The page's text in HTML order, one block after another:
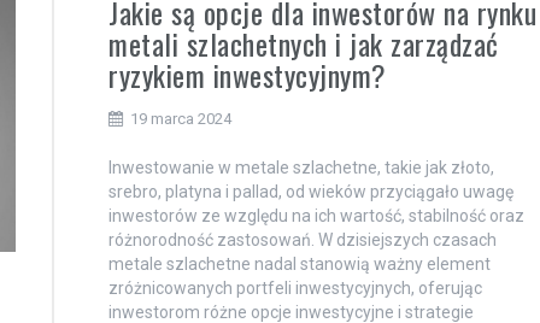
Jakie są opcje dla inwestorów na rynku
metali szlachetnych i jak zarządzać
ryzykiem inwestycyjnym?
19 marca 2024
Inwestowanie w metale szlachetne, takie jak złoto,
srebro, platyna i pallad, od wieków przyciągało uwagę
inwestorów ze względu na ich wartość, stabilność oraz
różnorodność zastosowań. W dzisiejszych czasach
metale szlachetne nadal stanowią ważny element
zróżnicowanych portfeli inwestycyjnych, oferując
inwestorom różne opcje inwestycyjne i strategie